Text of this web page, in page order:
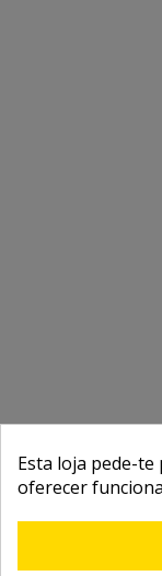
Esta loja pede-
oferecer